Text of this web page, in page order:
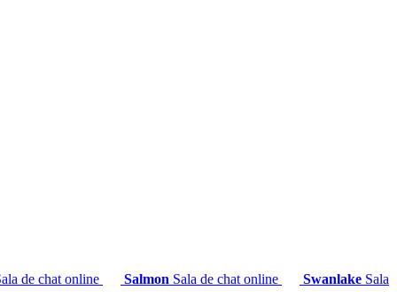
de chat online Salmon Sala de chat online Swanlake Sala